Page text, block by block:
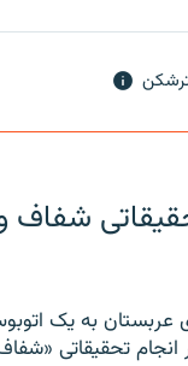
شفاف
عربستان به یک
تحقیقاتی